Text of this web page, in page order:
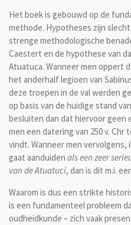
Het boek is gebouwd op de
methode. Hypotheses zijn
strenge methodologische
Caestert en de hypothese van
Atuatuca. Wanneer men oppert
het anderhalf legioen van
deze troepen in de val werden
op basis van de huidige stand
besluiten dan dat hiervoor geen
men een datering van 250 v. Chr
vindt. Wanneer men vervolgens,
gaat aanduiden als een zeer
van de Atuatuci, dan is dit m.i.
Waarom is dus een strikte
is een fundamenteel probleem
oudheidkunde – zich vaak